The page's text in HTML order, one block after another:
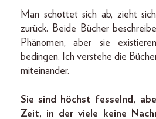
Man schottet sich ab, zieht
zurück. Beide Bücher
Phänomen, aber sie
bedingen. Ich verstehe die
miteinander.
Sie sind höchst fesselnd,
Zeit, in der viele keine